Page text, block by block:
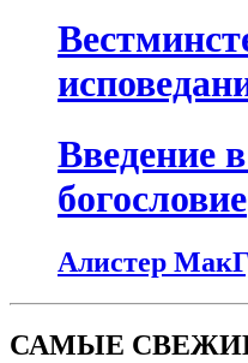
Введение
богословие
Алистер
САМЫЕ